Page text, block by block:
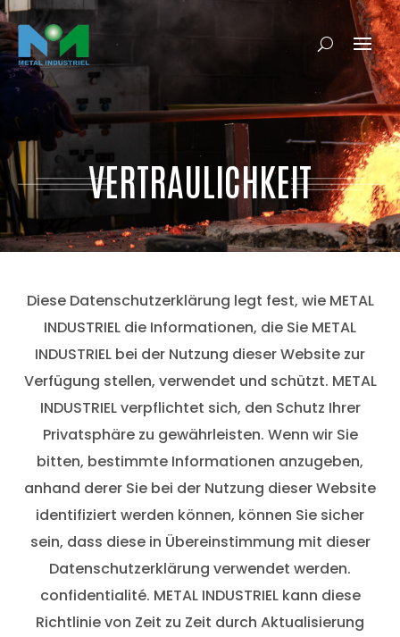
VERTRAULICHKEIT
Diese Datenschutzerklärung legt fest, wie METAL
INDUSTRIEL die Informationen, die Sie METAL
INDUSTRIEL bei der Nutzung dieser Website zur
Verfügung stellen, verwendet und schützt. METAL
INDUSTRIEL verpflichtet sich, den Schutz Ihrer
Privatsphäre zu gewährleisten. Wenn wir Sie
bitten, bestimmte Informationen anzugeben,
anhand derer Sie bei der Nutzung dieser Website
identifiziert werden können, können Sie sicher
sein, dass diese in Übereinstimmung mit dieser
Datenschutzerklärung verwendet werden.
confidentialité. METAL INDUSTRIEL kann diese
Richtlinie von Zeit zu Zeit durch Aktualisierung